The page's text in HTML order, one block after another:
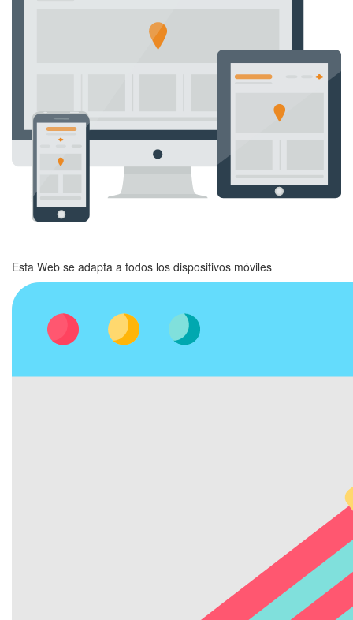
Esta Web se adapta a todos los dispositivos móviles